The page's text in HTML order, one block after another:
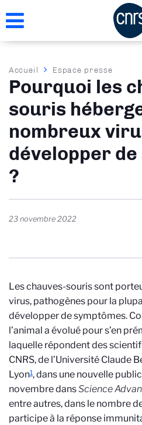
au
Fil
d'Ariane
Accueil Espace presse
Pourquoi les
souris
nombreux
développer
?
23 novembre 2022
Les chauves-souris sont
virus, pathogènes pour la
développer de symptômes.
l’animal a évolué pour s’en
laquelle répondent des
CNRS, de l’Université Claude
Lyon1, dans une nouvelle
novembre dansScience
entre autres, dans le nombre
participe à la réponse